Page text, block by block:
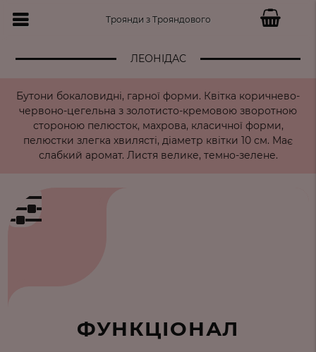
Троянди з Трояндового
ЛEОНІДАС
Бутони бокаловидні, гарної форми. Квітка коричнево-
червоно-цегельна з золотисто-кремовою зворотною
стороною пелюсток, махрова, класичної форми,
пелюстки злегка хвилясті, діаметр квітки 10 см. Має
слабкий аромат. Листя велике, темно-зелене.
ФУНКЦІОНАЛ